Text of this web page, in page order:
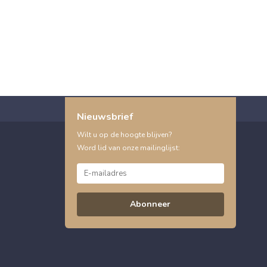
Nieuwsbrief
Wilt u op de hoogte blijven?
Word lid van onze mailinglijst:
Abonneer